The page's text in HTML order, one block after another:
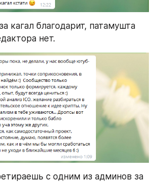
кагал благодарит, патамушта
нет.
с одним из админов за